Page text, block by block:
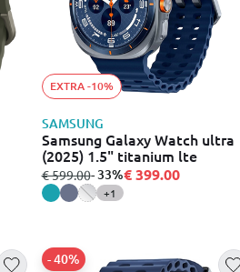
EXTRA -10%
SAMSUNG
Samsung Galaxy Watch ultra
(2025) 1.5" titanium lte
από
€ 599.00σε
- 33%€ 399.00
+1
- 40%